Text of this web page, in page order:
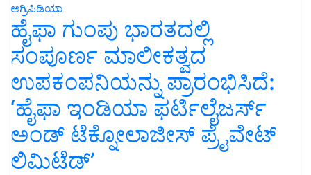
ಅಗ್ರಿಪಿಡಿಯಾ
ಹೈಫಾ ಗುಂಪು ಭಾರತದಲ್ಲಿ
ಸಂಪೂರ್ಣ ಮಾಲೀಕತ್ವದ
ಉಪಕಂಪನಿಯನ್ನು ಪ್ರಾರಂಭಿಸಿದೆ:
‘ಹೈಫಾ ಇಂಡಿಯಾ ಫರ್ಟಿಲೈಜರ್ಸ್
ಅಂಡ್ ಟೆಕ್ನೋಲಾಜೀಸ್ ಪ್ರೈವೇಟ್
ಲಿಮಿಟೆಡ್’